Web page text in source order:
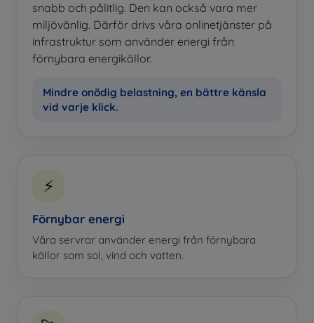
snabb och pålitlig. Den kan också vara mer
miljövänlig. Därför drivs våra onlinetjänster på
infrastruktur som använder energi från
förnybara energikällor.
Mindre onödig belastning, en bättre känsla
vid varje klick.
⚡
Förnybar energi
Våra servrar använder energi från förnybara
källor som sol, vind och vatten.